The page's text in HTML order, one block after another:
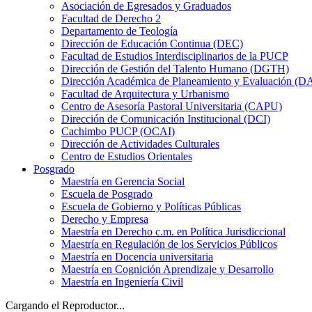
Asociación de Egresados y Graduados
Facultad de Derecho 2
Departamento de Teología
Dirección de Educación Continua (DEC)
Facultad de Estudios Interdisciplinarios de la PUCP
Dirección de Gestión del Talento Humano (DGTH)
Dirección Académica de Planeamiento y Evaluación
Facultad de Arquitectura y Urbanismo
Centro de Asesoría Pastoral Universitaria (CAPU)
Dirección de Comunicación Institucional (DCI)
Cachimbo PUCP (OCAI)
Dirección de Actividades Culturales
Centro de Estudios Orientales
Posgrado
Maestría en Gerencia Social
Escuela de Posgrado
Escuela de Gobierno y Políticas Públicas
Derecho y Empresa
Maestría en Derecho c.m. en Política Jurisdiccional
Maestría en Regulación de los Servicios Públicos
Maestría en Docencia universitaria
Maestría en Cognición Aprendizaje y Desarrollo
Maestría en Ingeniería Civil
Cargando el Reproductor...